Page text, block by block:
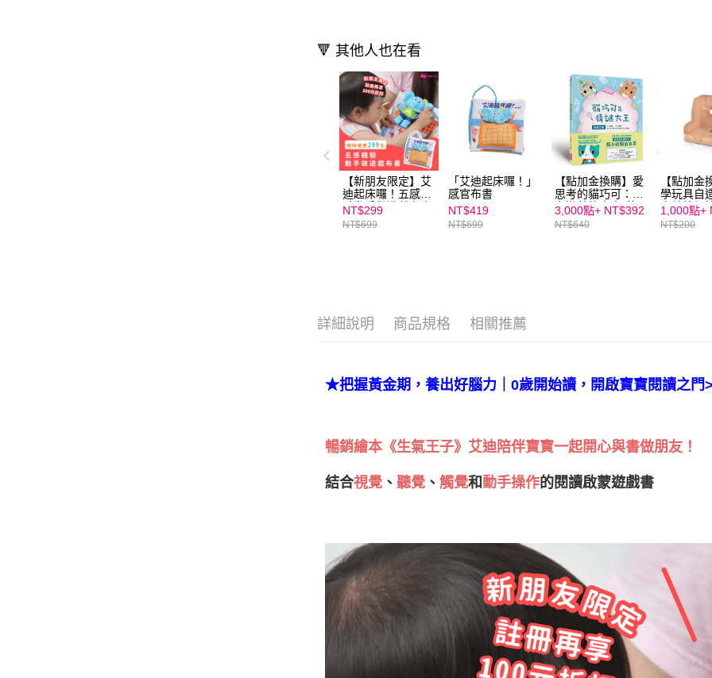
２．關於
https://
３．未成
「
即時審查
結果請求
５．嚴禁
形，恩沛
🔻 其他人也在看
【新朋友限定】艾
迪起床囉！五感體
驗動手做遊戲布書
NT$299
NT$699
「艾迪起床囉！」
感官布書
NT$419
NT$699
【點加金換購】愛
思考的貓巧可：腦
力遊戲故事書(共２
冊)
3,000點+ NT$392
NT$640
【點加金
學玩具自
上競技投
型
1,000點+
NT$200
詳細說明 商品規格 相關推薦
★把握黃金期，養出好腦力｜0歲開始讀，開啟寶寶閱讀之門
暢銷繪本《生氣王子》艾迪陪伴寶寶一起開心與書做朋友！
結合視覺 、聽覺 、觸覺和動手操作的閱讀啟蒙遊戲書